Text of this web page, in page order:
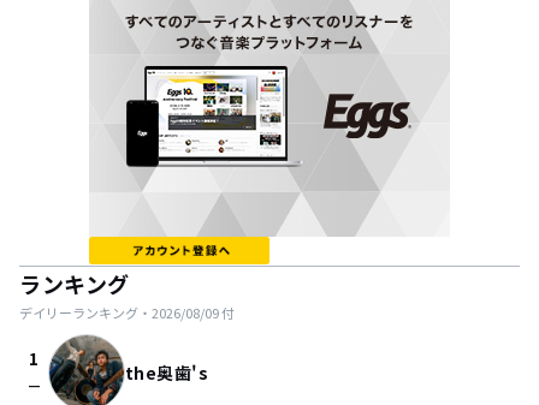
ランキング
デイリーランキング・ 2026/08/09付
1
check_indeterminate_small the奥歯's